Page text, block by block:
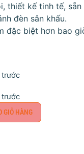
thiết kế tinh tế, sẵn
đèn sân khấu.
đặc biệt hơn bao
trước
trước
GIỎ HÀNG